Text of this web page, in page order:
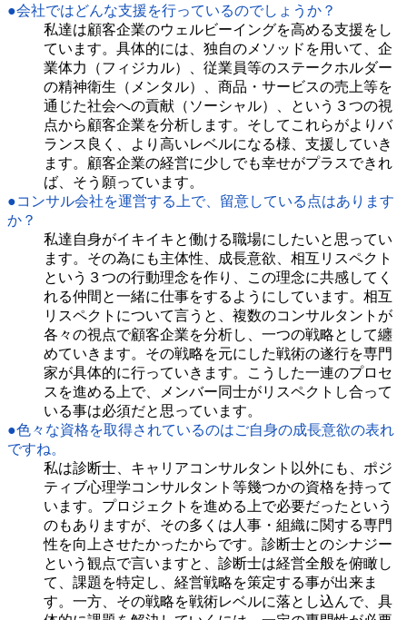
●会社ではどんな支援を行っているのでしょうか？
私達は顧客企業のウェルビーイングを高める支援をし
ています。具体的には、独自のメソッドを用いて、企
業体力（フィジカル）、従業員等のステークホルダー
の精神衛生（メンタル）、商品・サービスの売上等を
通じた社会への貢献（ソーシャル）、という３つの視
点から顧客企業を分析します。そしてこれらがよりバ
ランス良く、より高いレベルになる様、支援していき
ます。顧客企業の経営に少しでも幸せがプラスできれ
ば、そう願っています。
●コンサル会社を運営する上で、留意している点はあります
か？
私達自身がイキイキと働ける職場にしたいと思ってい
ます。その為にも主体性、成長意欲、相互リスペクト
という３つの行動理念を作り、この理念に共感してく
れる仲間と一緒に仕事をするようにしています。相互
リスペクトについて言うと、複数のコンサルタントが
各々の視点で顧客企業を分析し、一つの戦略として纏
めていきます。その戦略を元にした戦術の遂行を専門
家が具体的に行っていきます。こうした一連のプロセ
スを進める上で、メンバー同士がリスペクトし合って
いる事は必須だと思っています。
●色々な資格を取得されているのはご自身の成長意欲の表れ
ですね。
私は診断士、キャリアコンサルタント以外にも、ポジ
ティブ心理学コンサルタント等幾つかの資格を持って
います。プロジェクトを進める上で必要だったという
のもありますが、その多くは人事・組織に関する専門
性を向上させたかったからです。診断士とのシナジー
という観点で言いますと、診断士は経営全般を俯瞰し
て、課題を特定し、経営戦略を策定する事が出来ま
す。一方、その戦略を戦術レベルに落とし込んで、具